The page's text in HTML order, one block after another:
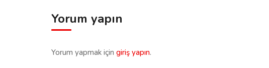
Yorum yapın
Yorum yapmak için giriş yapın.